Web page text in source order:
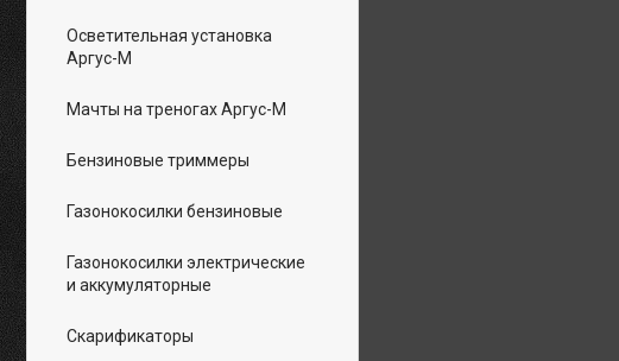
Осветительная установка
Аргус-М
Мачты на треногах Аргус-М
Бензиновые триммеры
Газонокосилки бензиновые
Газонокосилки электрические
и аккумуляторные
Скарификаторы